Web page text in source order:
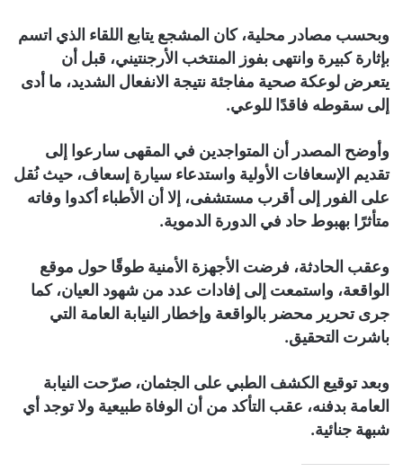
وبحسب مصادر محلية، كان المشجع يتابع اللقاء الذي اتسم
بإثارة كبيرة وانتهى بفوز المنتخب الأرجنتيني، قبل أن
يتعرض لوعكة صحية مفاجئة نتيجة الانفعال الشديد، ما أدى
إلى سقوطه فاقدًا للوعي.
وأوضح المصدر أن المتواجدين في المقهى سارعوا إلى
تقديم الإسعافات الأولية واستدعاء سيارة إسعاف، حيث نُقل
على الفور إلى أقرب مستشفى، إلا أن الأطباء أكدوا وفاته
متأثرًا بهبوط حاد في الدورة الدموية.
وعقب الحادثة، فرضت الأجهزة الأمنية طوقًا حول موقع
الواقعة، واستمعت إلى إفادات عدد من شهود العيان، كما
جرى تحرير محضر بالواقعة وإخطار النيابة العامة التي
باشرت التحقيق.
وبعد توقيع الكشف الطبي على الجثمان، صرّحت النيابة
العامة بدفنه، عقب التأكد من أن الوفاة طبيعية ولا توجد أي
شبهة جنائية.